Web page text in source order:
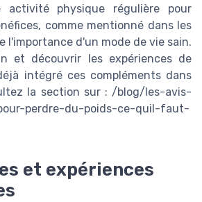
activité physique régulière pour
comme mentionné dans les
l'importance d'un mode de vie sain.
et découvrir les expériences de
intégré ces compléments dans
la section sur : /blog/les-avis-
perdre-du-poids-ce-quil-faut-
et expériences